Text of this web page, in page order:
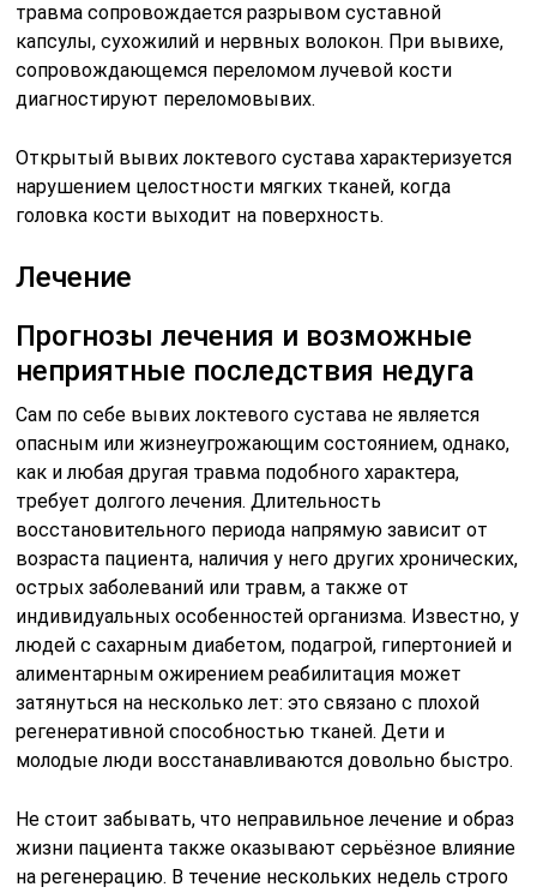
травма сопровождается разрывом суставной
капсулы, сухожилий и нервных волокон. При вывихе,
сопровождающемся переломом лучевой кости
диагностируют переломовывих.
Открытый вывих локтевого сустава характеризуется
нарушением целостности мягких тканей, когда
головка кости выходит на поверхность.
Лечение
Прогнозы лечения и возможные
неприятные последствия недуга
Сам по себе вывих локтевого сустава не является
опасным или жизнеугрожающим состоянием, однако,
как и любая другая травма подобного характера,
требует долгого лечения. Длительность
восстановительного периода напрямую зависит от
возраста пациента, наличия у него других хронических,
острых заболеваний или травм, а также от
индивидуальных особенностей организма. Известно, у
людей с сахарным диабетом, подагрой, гипертонией и
алиментарным ожирением реабилитация может
затянуться на несколько лет: это связано с плохой
регенеративной способностью тканей. Дети и
молодые люди восстанавливаются довольно быстро.
Не стоит забывать, что неправильное лечение и образ
жизни пациента также оказывают серьёзное влияние
на регенерацию. В течение нескольких недель строго